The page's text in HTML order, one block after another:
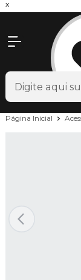
x
Página Inicial